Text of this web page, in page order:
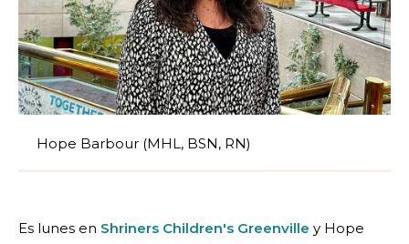
Hope Barbour (MHL, BSN, RN)
Es lunes en Shriners Children's Greenville y Hope